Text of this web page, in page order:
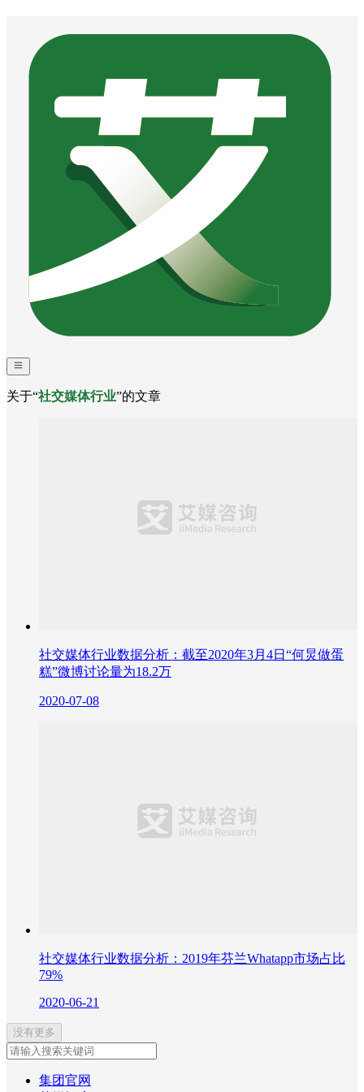
关于“社交媒体行业”的文章
社交媒体行业数据分析：截至2020年3月4日“何炅做蛋
糕”微博讨论量为18.2万
2020-07-08
社交媒体行业数据分析：2019年芬兰Whatapp市场占比
79%
2020-06-21
没有更多
集团官网